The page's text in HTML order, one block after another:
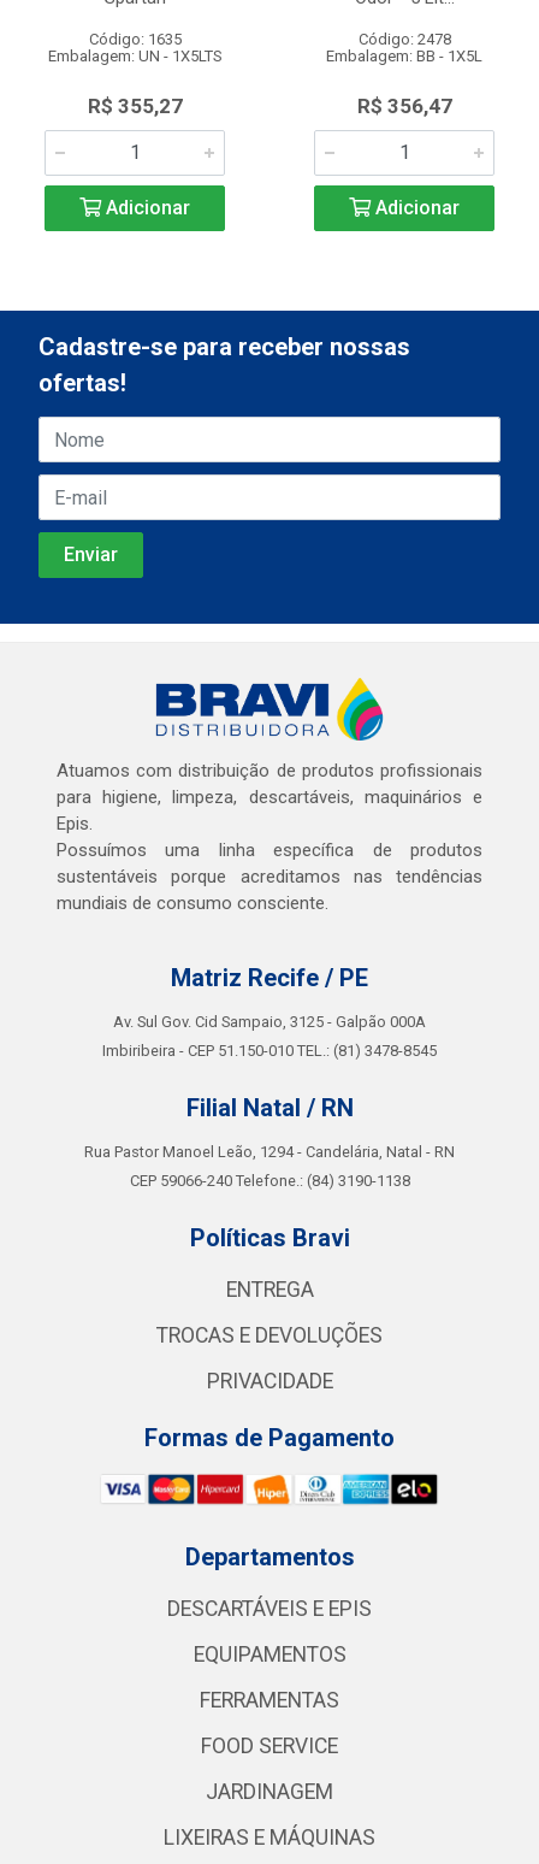
Código: 1635
Embalagem: UN - 1X5LTS
R$ 355,27
Adicionar
Código: 2478
Embalagem: BB - 1X5L
R$ 356,47
Adicionar
Cadastre-se para receber nossas
ofertas!
Atuamos com distribuição de produtos profissionais
para higiene, limpeza, descartáveis, maquinários e
Epis.
Possuímos uma linha específica de produtos
sustentáveis porque acreditamos nas tendências
mundiais de consumo consciente.
Matriz Recife / PE
Av. Sul Gov. Cid Sampaio, 3125 - Galpão 000A
Imbiribeira - CEP 51.150-010 TEL.: (81) 3478-8545
Filial Natal / RN
Rua Pastor Manoel Leão, 1294 - Candelária, Natal - RN
CEP 59066-240 Telefone.: (84) 3190-1138
Políticas Bravi
ENTREGA
TROCAS E DEVOLUÇÕES
PRIVACIDADE
Formas de Pagamento
Departamentos
DESCARTÁVEIS E EPIS
EQUIPAMENTOS
FERRAMENTAS
FOOD SERVICE
JARDINAGEM
LIXEIRAS E MÁQUINAS